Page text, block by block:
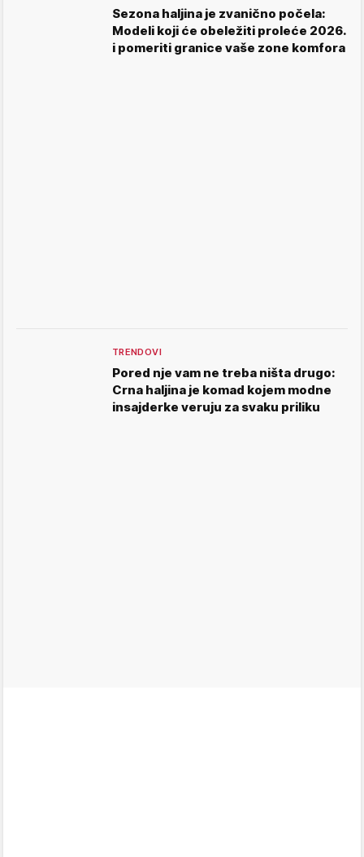
Sezona haljina je zvanično počela:
Modeli koji će obeležiti proleće 2026.
i pomeriti granice vaše zone komfora
TRENDOVI
Pored nje vam ne treba ništa drugo:
Crna haljina je komad kojem modne
insajderke veruju za svaku priliku